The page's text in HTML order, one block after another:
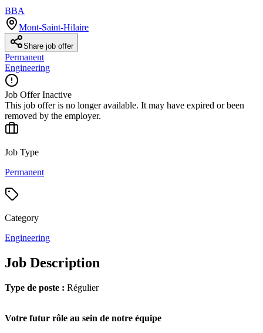
BBA
Mont-Saint-Hilaire
Share job offer
Permanent
Engineering
Job Offer Inactive
This job offer is no longer available. It may have expired or been
removed by the employer.
Job Type
Permanent
Category
Engineering
Job Description
Type de poste : Régulier
Votre futur rôle au sein de notre équipe